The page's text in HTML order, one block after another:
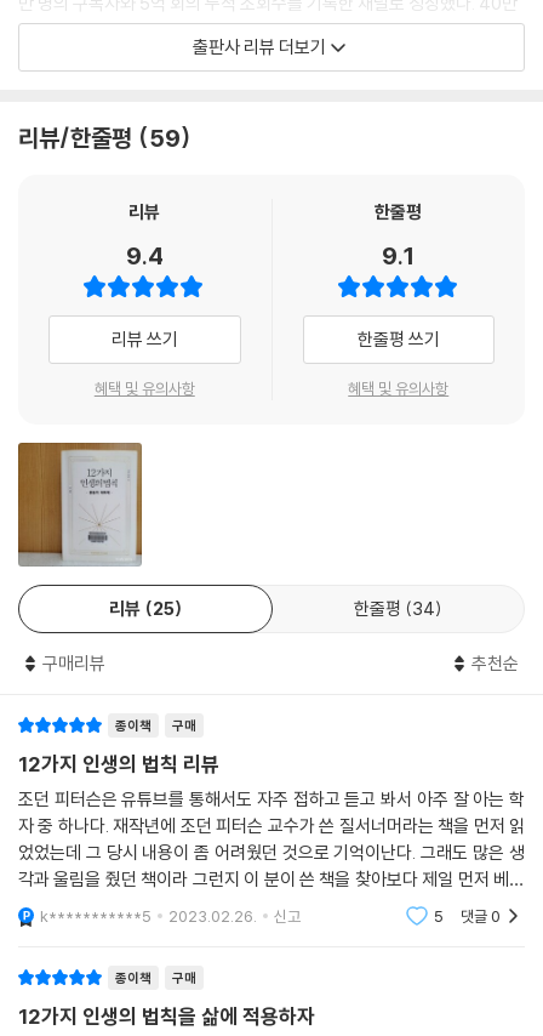
부 특별판에는 특별히 한국 독자들을 위해 새로 쓴 서문이 수록되었다. 그
는 서문에서 자신과는 다른 문화권인 한국에서 이 책이 많은 독자들에게
탕으로 그 이유에 대한 사색의 결과를 풀어놓으며 한국 독자들에 대한 애
“지금 서구 사회에서 조던 피터슨보다 영향력 있는 학자는 없다.” (타일러
코웬, 조지메이슨대 경제학 교수)
전 하버드대 심리학과 교수이자 현재는 토론토대 교수로 재직 중인 조던
이다. 그도 그럴 것이 정통 학자의 길을 걸어온 인물로서는 이례적으로 엄
청난 팬덤을 형성했다. 정통 학자이지만 그가 가는 곳에는 마치 팝 스타의
공연을 방불케 하는 구름 관중이 모인다. 뉴욕, 로스앤젤레스, 토론토, 런
던, 암스테르담, 레이캬비크 등 전 세계 55개국에서 100여 회가 넘는 강연
에 50만 명 이상의 청중이 몰렸다. 영국 ‘채널4’ 뉴스 인터뷰 영상은 방영
당시 높은 시청률을 기록했고, 이후 업로드된 유튜브 영상 역시 4300만
뷰를 넘어서며 유례없는 관심을 받았다. 이 인터뷰는 한국에서도 300만
등 10여 개국에서 종합 베스트셀러 1위를 차지했고, 출간 이후 지금까지
한 번도 차트 밖으로 밀려난 적 없이 250주 이상 TOP20 차트에 머물고
있으며 리뷰 수 6만 건, 평점 4.8을 기록하는 등 계속해서 뜨거운 사랑을
받고 있다.
“조던 피터슨은 이런 부류의 책을 쓰는 저자들과는 완전히 다른 지식인 그
룹에 속한 사람이다. 그는 가장 어려운 주제를 가장 흥미진진하게 전달할
수 있는 능력을 지니고 있다.”
〈가디언〉
도대체 전 세계 젊은이들이 조던 B. 피터슨에게 열광하는 이유는 무엇일
출판사 리뷰 더보기
리뷰/한줄평 59
리뷰
9.4
리뷰 쓰기
혜택 및 유의사항
한줄평
9.1
한줄평 쓰기
혜택 및 유의사항
리뷰 25 한줄평 34
구매리뷰 추천순
종이책 구매
12가지 인생의 법칙 리뷰
조던 피터슨은 유튜브를 통해서도 자주 접하고 듣고 봐서 아주 잘 아는 학
자 중 하나다. 재작년에 조던 피터슨 교수가 쓴 질서너머라는 책을 먼저 읽
었었는데 그 당시 내용이 좀 어려웠던 것으로 기억이난다. 그래도 많은 생
각과 울림을 줬던 책이라 그런지 이 분이 쓴 책을 찾아보다 제일 먼저 베스
트 셀러가 되었던 12가지 인생의 법칙을 알게 되었고 읽어보았다. 제목 답
게 12가지로
k***********5 2023.02.26. 신고 5 댓글0
종이책 구매
12가지 인생의 법칙을 삶에 적용하자